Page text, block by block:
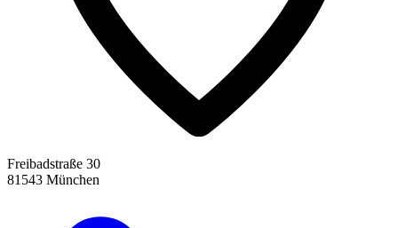
Freibadstraße 30
81543 München